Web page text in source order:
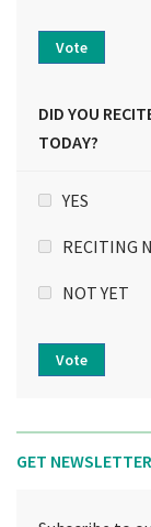
Vote
DID YOU
TODAY?
YES
RECITING
NOT YET
Vote
GET NEWSLETTER